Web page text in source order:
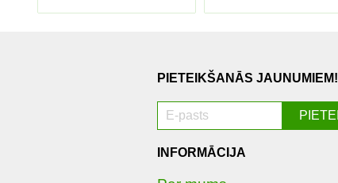
PIETEIKŠANĀS JAUNUMIEM!
INFORMĀCIJA